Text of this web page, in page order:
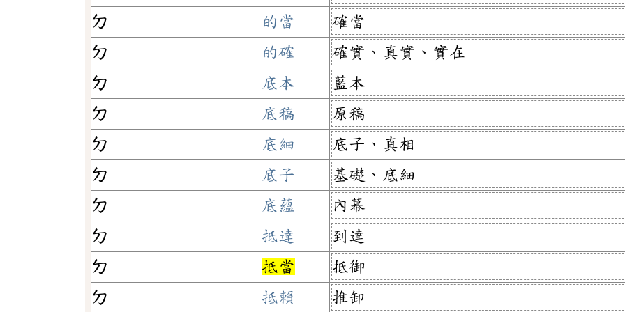
ㄉ
的當
確當
ㄉ
的確
確實、真實、實在
ㄉ
底本
藍本
ㄉ
底稿
原稿
ㄉ
底細
底子、真相
ㄉ
底子
基礎、底細
ㄉ
底蘊
內幕
ㄉ
抵達
到達
ㄉ
抵當
抵御
ㄉ
抵賴 推卸